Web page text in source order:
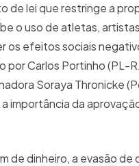
de lei que restringe a
o uso de atletas,
os efeitos sociais
Carlos Portinho (PL-
Soraya Thronicke
importância da
de dinheiro, a evasão